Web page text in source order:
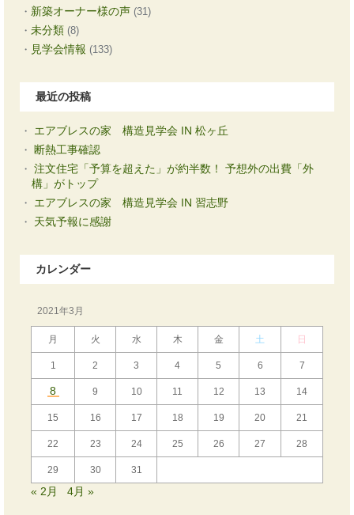
新築オーナー様の声 (31)
未分類 (8)
見学会情報 (133)
最近の投稿
エアブレスの家 構造見学会 IN 松ヶ丘
断熱工事確認
注文住宅「予算を超えた」が約半数！ 予想外の出費「外
構」がトップ
エアブレスの家 構造見学会 IN 習志野
天気予報に感謝
カレンダー
2021年3月
月 火 水 木 金 土 日
1 2 3 4 5 6 7
8 9 10 11 12 13 14
15 16 17 18 19 20 21
22 23 24 25 26 27 28
29 30 31
« 2月 4月 »